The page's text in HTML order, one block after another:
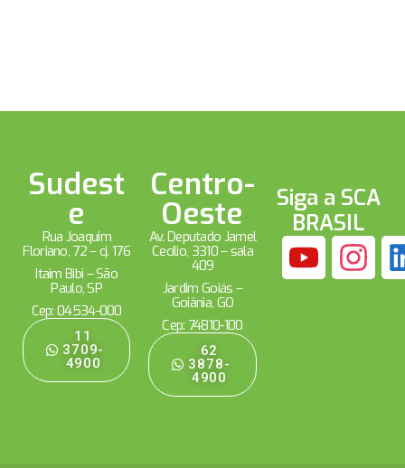
Sudest
e
Rua Joaquim
Floriano, 72 – cj. 176
Itaim Bibi – São
Paulo, SP
Cep: 04534-000
11
3709-
4900
Centro-
Oeste
Av. Deputado Jamel
Cecílio, 3310 – sala
409
Jardim Goiás –
Goiânia, GO
Cep: 74810-100
62
3878-
4900
Siga a SCA
BRASIL